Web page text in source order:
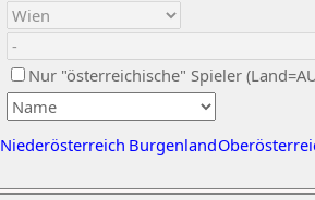
Nur "österreichische" Spieler
Niederösterreich Burgenland